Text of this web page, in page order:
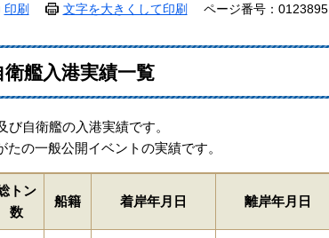
印刷 文字を大きくして印刷 ページ番号：0123895
艦入港実績一覧
自衛艦の入港実績です。
の一般公開イベントの実績です。
トン
数
船籍 着岸年月日 離岸年月日